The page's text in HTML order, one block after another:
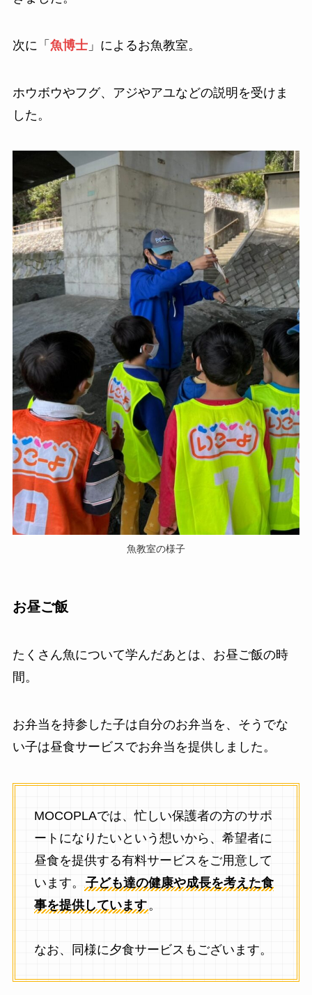
次に「 魚博士」によるお魚教室。
ホウボウやフグ、アジやアユなどの説明を受けま
した。
魚教室の様子
お昼ご飯
たくさん魚について学んだあとは、お昼ご飯の時
間。
お弁当を持参した子は自分のお弁当を、そうでな
い子は昼食サービスでお弁当を提供しました。
MOCOPLAでは、忙しい保護者の方のサポ
ートになりたいという想いから、希望者に
昼食を提供する有料サービスをご用意して
います。
子ども達の健康や成長を考えた食
事を提供しています 。
なお、同様に夕食サービスもございます。